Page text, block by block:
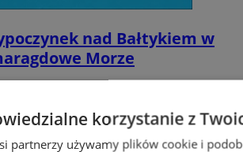
nad Bałtykiem w
Morze
korzystanie z
partnerzy używamy plików cookie i